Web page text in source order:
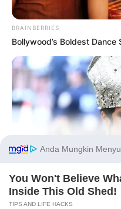
BRAINBERRIES
Bollywood’s Boldest Dance
Before You Go